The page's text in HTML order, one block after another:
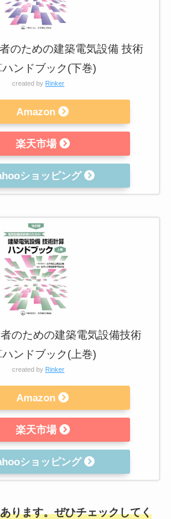
のための建築電気設備 技術
ハンドブック(下巻)
created by Rinker
Amazon
楽天市場
ショッピング
のための建築電気設備技術
ハンドブック(上巻)
created by Rinker
Amazon
楽天市場
ショッピング
ります。ぜひチェックしてく